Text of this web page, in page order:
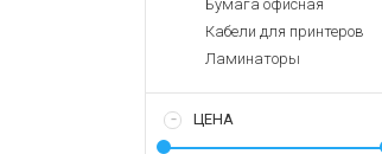
Бумага офисная
Кабели для принтеров
Ламинаторы
ЦЕНА